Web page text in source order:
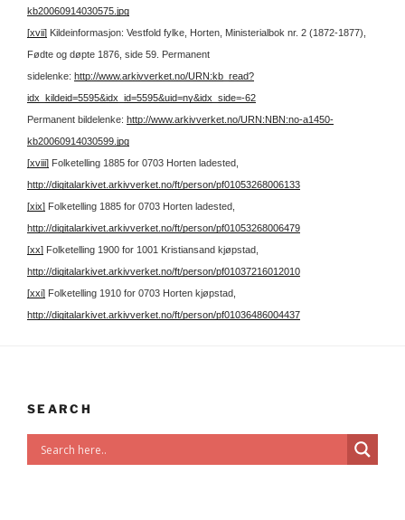
kb20060914030575.jpg
[xvii] Kildeinformasjon: Vestfold fylke, Horten, Ministerialbok nr. 2 (1872-1877),
Fødte og døpte 1876, side 59. Permanent
sidelenke: http://www.arkivverket.no/URN:kb_read?
idx_kildeid=5595&idx_id=5595&uid=ny&idx_side=-62
Permanent bildelenke: http://www.arkivverket.no/URN:NBN:no-a1450-
kb20060914030599.jpg
[xviii] Folketelling 1885 for 0703 Horten ladested,
http://digitalarkivet.arkivverket.no/ft/person/pf01053268006133
[xix] Folketelling 1885 for 0703 Horten ladested,
http://digitalarkivet.arkivverket.no/ft/person/pf01053268006479
[xx] Folketelling 1900 for 1001 Kristiansand kjøpstad,
http://digitalarkivet.arkivverket.no/ft/person/pf01037216012010
[xxi] Folketelling 1910 for 0703 Horten kjøpstad,
http://digitalarkivet.arkivverket.no/ft/person/pf01036486004437
SEARCH